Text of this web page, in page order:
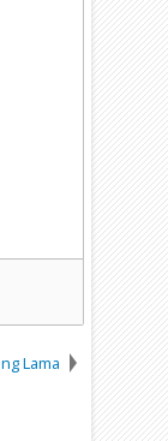
Lama